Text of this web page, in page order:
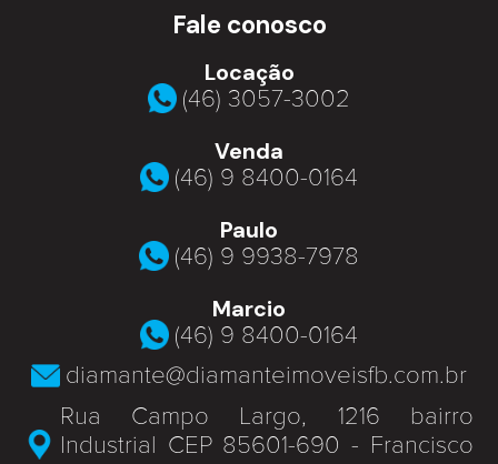
Fale conosco
Locação
(46) 3057-3002
Venda
(46) 9 8400-0164
Paulo
(46) 9 9938-7978
Marcio
(46) 9 8400-0164
diamante@diamanteimoveisfb.com.br
Rua Campo Largo, 1216 bairro
Industrial CEP 85601-690 - Francisco